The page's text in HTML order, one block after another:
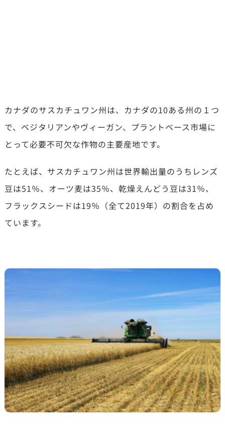
カナダのサスカチュワン州は、カナダの10ある州の１つ
で、ベジタリアンやヴィーガン、プラントベース市場に
とって必要不可欠な作物の主要産地です。
たとえば、サスカチュワン州は世界輸出量のうちレンズ
豆は51％、オーツ麦は35％、乾燥えんどう豆は31％、
フラックスシードは19％（全て2019年）の割合を占め
ています。